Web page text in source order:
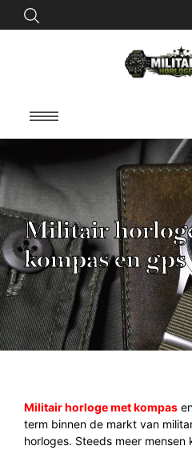
Militair
kompas en gps
Militair horloge met kompas
term binnen de markt van
horloges. Steeds meer